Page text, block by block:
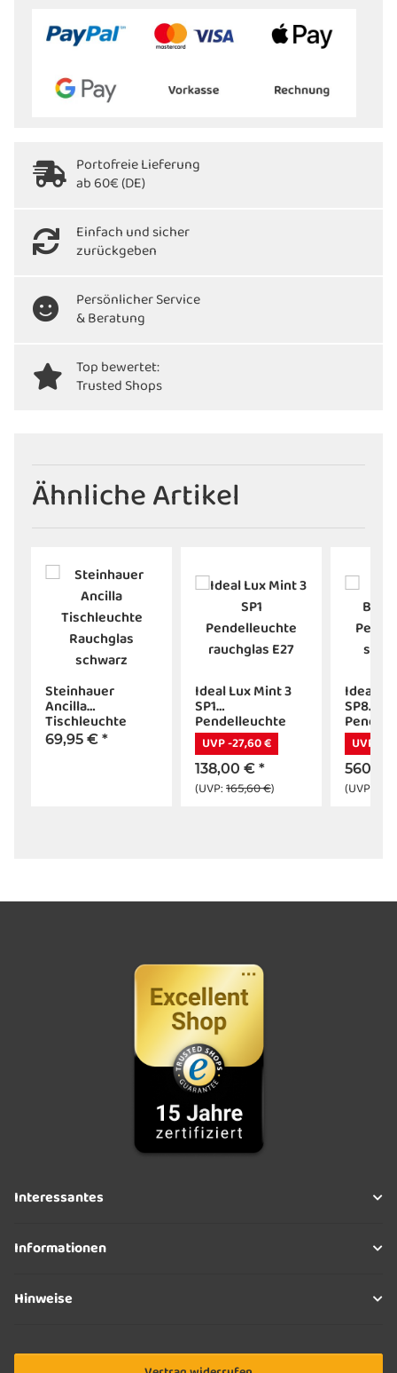
Portofreie Lieferung
ab 60€ (DE)
Einfach und sicher
zurückgeben
Persönlicher Service
& Beratung
Top bewertet:
Trusted Shops
Ähnliche Artikel
Steinhauer
Ancilla
Tischleuchte
Rauchglas
schwarz
69,95 € *
Ideal Lux Mint 3
SP1
Pendelleuchte
rauchglas E27
UVP -27,60 €
138,00 € *
(UVP:165,60 €)
Ideal
SP8
UVP -
(UVP:
Interessantes
Informationen
Hinweise